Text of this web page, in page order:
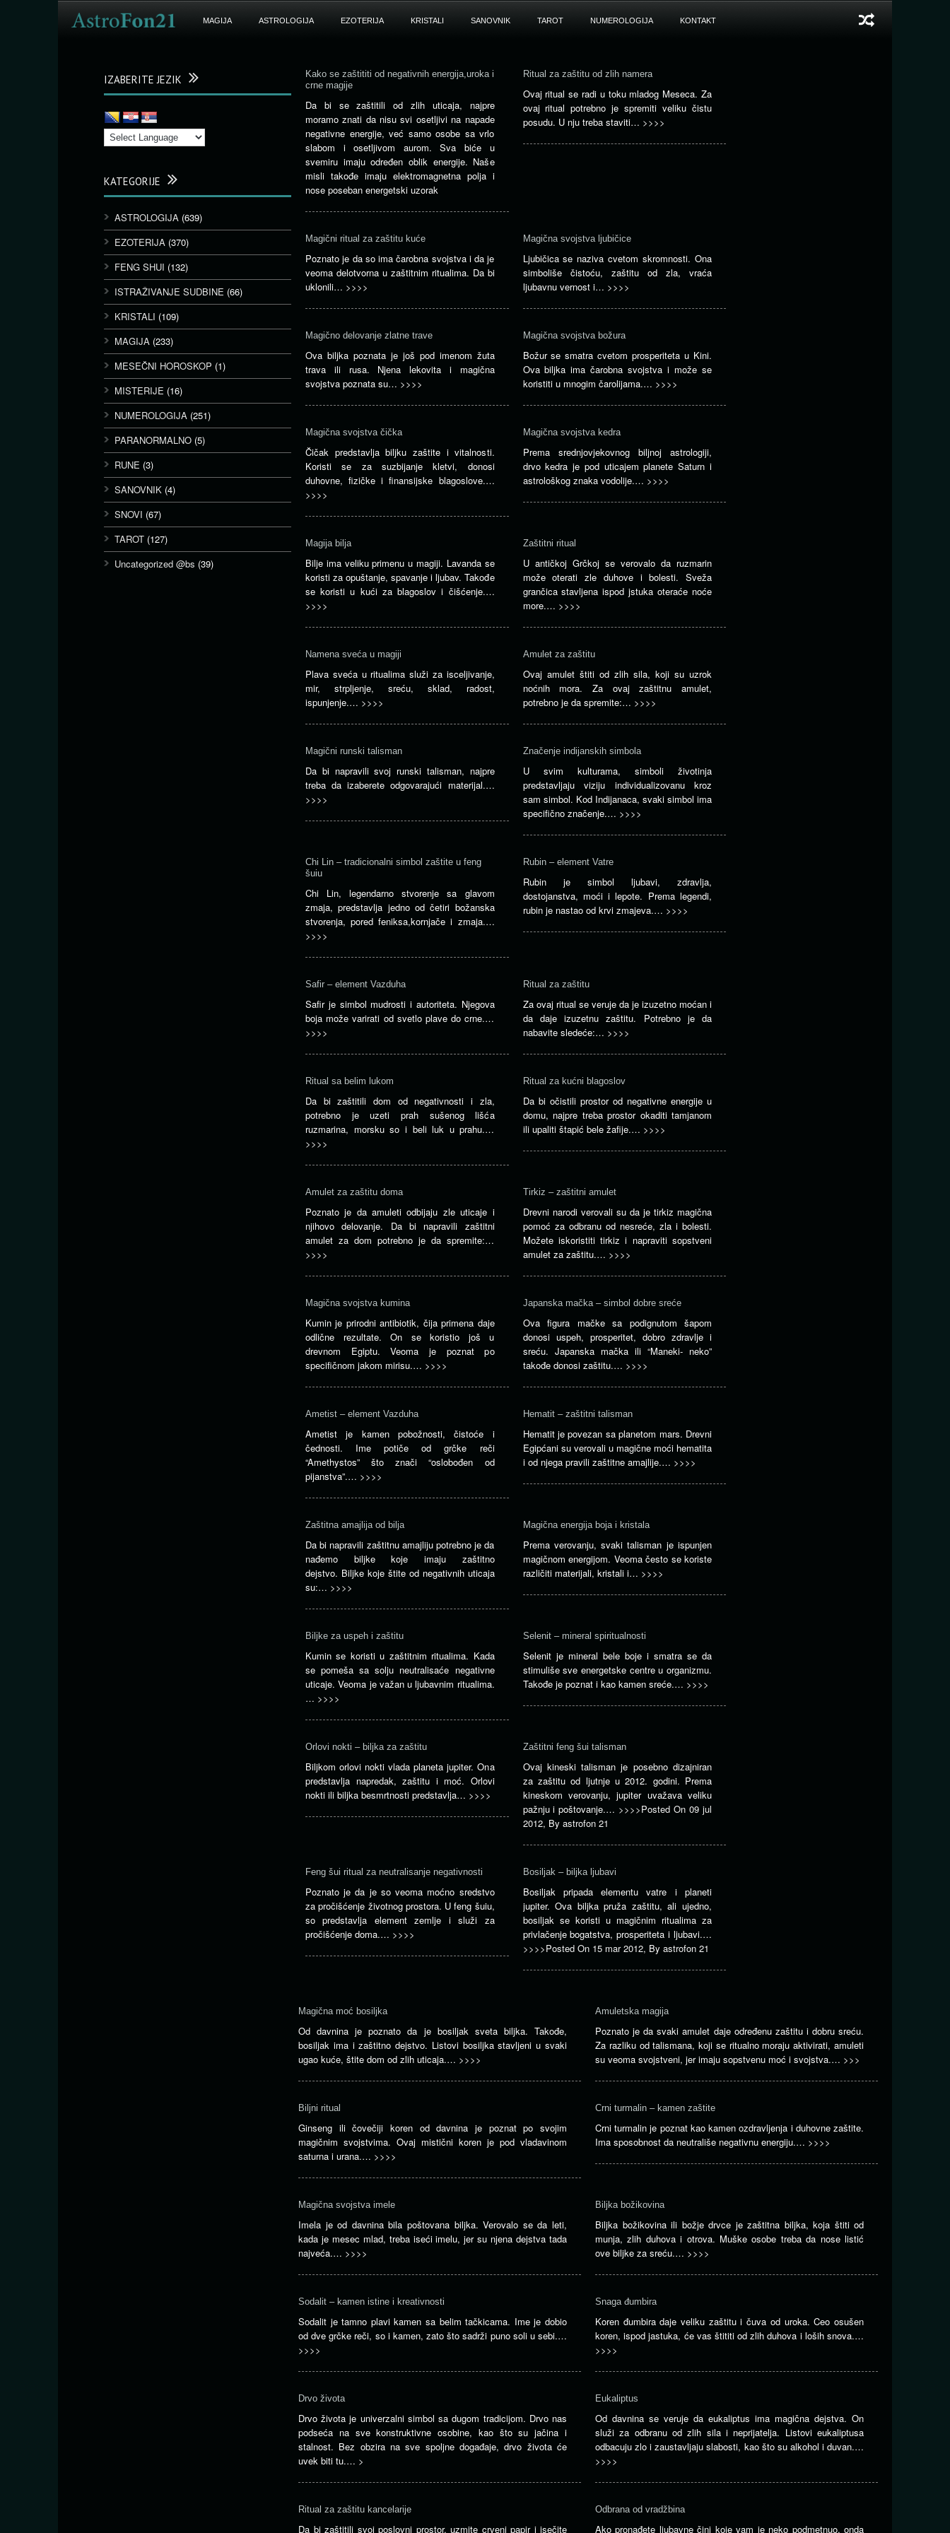
MAGIJA ASTROLOGIJA EZOTERIJA KRISTALI SANOVNIK TAROT NUMEROLOGIJA KONTAKT
Kako se zaštititi od negativnih energija,uroka i
crne magije
Da bi se zaštitili od zlih uticaja, najpre
moramo znati da nisu svi osetljivi na napade
negativne energije, već samo osobe sa vrlo
slabom i osetljivom aurom. Sva biće u
svemiru imaju određen oblik energije. Naše
misli takođe imaju elektromagnetna polja i
nose poseban energetski uzorak
Ritual za zaštitu od zlih namera
Ovaj ritual se radi u toku mladog Meseca. Za
ovaj ritual potrebno je spremiti veliku čistu
posudu. U nju treba staviti… >>>>
Magični ritual za zaštitu kuće
Poznato je da so ima čarobna svojstva i da je
veoma delotvorna u zaštitnim ritualima. Da bi
uklonili… >>>>
Magična svojstva ljubičice
Ljubičica se naziva cvetom skromnosti. Ona
simboliše čistoću, zaštitu od zla, vraća
ljubavnu vernost i… >>>>
Magično delovanje zlatne trave
Ova biljka poznata je još pod imenom žuta
trava ili rusa. Njena lekovita i magična
svojstva poznata su… >>>>
Magična svojstva božura
Božur se smatra cvetom prosperiteta u Kini.
Ova biljka ima čarobna svojstva i može se
koristiti u mnogim čarolijama.… >>>>
Magična svojstva čička
Čičak predstavlja biljku zaštite i vitalnosti.
Koristi se za suzbijanje kletvi, donosi
duhovne, fizičke i finansijske blagoslove.…
>>>>
Magična svojstva kedra
Prema srednjovjekovnog biljnoj astrologiji,
drvo kedra je pod uticajem planete Saturn i
astrološkog znaka vodolije.… >>>>
Magija bilja
Bilje ima veliku primenu u magiji. Lavanda se
koristi za opuštanje, spavanje i ljubav. Takođe
se koristi u kući za blagoslov i čišćenje.…
>>>>
Zaštitni ritual
U antičkoj Grčkoj se verovalo da ruzmarin
može oterati zle duhove i bolesti. Sveža
grančica stavljena ispod jstuka oteraće noće
more.… >>>>
Namena sveća u magiji
Plava sveća u ritualima služi za isceljivanje,
mir, strpljenje, sreću, sklad, radost,
ispunjenje.… >>>>
Amulet za zaštitu
Ovaj amulet štiti od zlih sila, koji su uzrok
noćnih mora. Za ovaj zaštitnu amulet,
potrebno je da spremite:… >>>>
Magični runski talisman
Da bi napravili svoj runski talisman, najpre
treba da izaberete odgovarajući materijal.…
>>>>
Značenje indijanskih simbola
U svim kulturama, simboli životinja
predstavljaju viziju individualizovanu kroz
sam simbol. Kod Indijanaca, svaki simbol ima
specifično značenje.… >>>>
Chi Lin – tradicionalni simbol zaštite u feng
šuiu
Chi Lin, legendarno stvorenje sa glavom
zmaja, predstavlja jedno od četiri božanska
stvorenja, pored feniksa,kornjače i zmaja.…
>>>>
Rubin – element Vatre
Rubin je simbol ljubavi, zdravlja,
dostojanstva, moći i lepote. Prema legendi,
rubin je nastao od krvi zmajeva.… >>>>
Safir – element Vazduha
Safir je simbol mudrosti i autoriteta. Njegova
boja može varirati od svetlo plave do crne.…
>>>>
Ritual za zaštitu
Za ovaj ritual se veruje da je izuzetno moćan i
da daje izuzetnu zaštitu. Potrebno je da
nabavite sledeće:… >>>>
Ritual sa belim lukom
Da bi zaštitili dom od negativnosti i zla,
potrebno je uzeti prah sušenog lišća
ruzmarina, morsku so i beli luk u prahu.…
>>>>
Ritual za kućni blagoslov
Da bi očistili prostor od negativne energije u
domu, najpre treba prostor okaditi tamjanom
ili upaliti štapić bele žafije.… >>>>
Amulet za zaštitu doma
Poznato je da amuleti odbijaju zle uticaje i
njihovo delovanje. Da bi napravili zaštitni
amulet za dom potrebno je da spremite:…
>>>>
Tirkiz – zaštitni amulet
Drevni narodi verovali su da je tirkiz magična
pomoć za odbranu od nesreće, zla i bolesti.
Možete iskoristiti tirkiz i napraviti sopstveni
amulet za zaštitu.… >>>>
Magična svojstva kumina
Kumin je prirodni antibiotik, čija primena daje
odlične rezultate. On se koristio još u
drevnom Egiptu. Veoma je poznat po
specifičnom jakom mirisu.… >>>>
Japanska mačka – simbol dobre sreće
Ova figura mačke sa podignutom šapom
donosi uspeh, prosperitet, dobro zdravlje i
sreću. Japanska mačka ili “Maneki- neko”
takođe donosi zaštitu.… >>>>
Ametist – element Vazduha
Ametist je kamen pobožnosti, čistoće i
čednosti. Ime potiče od grčke reči
“Amethystos” što znači “oslobođen od
pijanstva”.… >>>>
Hematit – zaštitni talisman
Hematit je povezan sa planetom mars. Drevni
Egipćani su verovali u magične moći hematita
i od njega pravili zaštitne amajlije.… >>>>
Zaštitna amajlija od bilja
Da bi napravili zaštitnu amajliju potrebno je da
nađemo biljke koje imaju zaštitno
dejstvo. Biljke koje štite od negativnih uticaja
su:… >>>>
Magična energija boja i kristala
Prema verovanju, svaki talisman je ispunjen
magičnom energijom. Veoma često se koriste
različiti materijali, kristali i… >>>>
Biljke za uspeh i zaštitu
Kumin se koristi u zaštitnim ritualima. Kada
se pomeša sa solju neutralisaće negativne
uticaje. Veoma je važan u ljubavnim ritualima.
… >>>>
Selenit – mineral spiritualnosti
Selenit je mineral bele boje i smatra se da
stimuliše sve energetske centre u organizmu.
Takođe je poznat i kao kamen sreće.… >>>>
Orlovi nokti – biljka za zaštitu
Biljkom orlovi nokti vlada planeta jupiter. Ona
predstavlja napredak, zaštitu i moć. Orlovi
nokti ili biljka besmrtnosti predstavlja… >>>>
Zaštitni feng šui talisman
Ovaj kineski talisman je posebno dizajniran
za zaštitu od ljutnje u 2012. godini. Prema
kineskom verovanju, jupiter uvažava veliku
pažnju i poštovanje.… >>>>Posted On 09 jul
2012, By astrofon 21
Feng šui ritual za neutralisanje negativnosti
Poznato je da je so veoma moćno sredstvo
za pročišćenje životnog prostora. U feng šuiu,
so predstavlja element zemlje i služi za
pročišćenje doma.… >>>>
Bosiljak – biljka ljubavi
Bosiljak pripada elementu vatre i planeti
jupiter. Ova biljka pruža zaštitu, ali ujedno,
bosiljak se koristi u magičnim ritualima za
privlačenje bogatstva, prosperiteta i ljubavi.…
>>>>Posted On 15 mar 2012, By astrofon 21
Magična moć bosiljka
Od davnina je poznato da je bosiljak sveta biljka. Takođe,
bosiljak ima i zaštitno dejstvo. Listovi bosiljka stavljeni u svaki
ugao kuće, štite dom od zlih uticaja.… >>>>
Amuletska magija
Poznato je da svaki amulet daje određenu zaštitu i dobru sreću.
Za razliku od talismana, koji se ritualno moraju aktivirati, amuleti
su veoma svojstveni, jer imaju sopstvenu moć i svojstva.… >>>
Biljni ritual
Ginseng ili čovečiji koren od davnina je poznat po svojim
magičnim svojstvima. Ovaj mistični koren je pod vladavinom
saturna i urana.… >>>>
Crni turmalin – kamen zaštite
Crni turmalin je poznat kao kamen ozdravljenja i duhovne zaštite.
Ima sposobnost da neutrališe negativnu energiju.… >>>>
Magična svojstva imele
Imela je od davnina bila poštovana biljka. Verovalo se da leti,
kada je mesec mlad, treba iseći imelu, jer su njena dejstva tada
najveća.… >>>>
Biljka božikovina
Biljka božikovina ili božje drvce je zaštitna biljka, koja štiti od
munja, zlih duhova i otrova. Muške osobe treba da nose listić
ove biljke za sreću.… >>>>
Sodalit – kamen istine i kreativnosti
Sodalit je tamno plavi kamen sa belim tačkicama. Ime je dobio
od dve grčke reči, so i kamen, zato što sadrži puno soli u sebi.…
>>>>
Snaga đumbira
Koren đumbira daje veliku zaštitu i čuva od uroka. Ceo osušen
koren, ispod jastuka, će vas štititi od zlih duhova i loših snova.…
>>>>
Drvo života
Drvo života je univerzalni simbol sa dugom tradicijom. Drvo nas
podseća na sve konstruktivne osobine, kao što su jačina i
stalnost. Bez obzira na sve spoljne događaje, drvo života će
uvek biti tu.… >
Eukaliptus
Od davnina se veruje da eukaliptus ima magična dejstva. On
služi za odbranu od zlih sila i neprijatelja. Listovi eukaliptusa
odbacuju zlo i zaustavljaju slabosti, kao što su alkohol i duvan.…
>>>>
Ritual za zaštitu kancelarije
Da bi zaštitili svoj poslovni prostor, uzmite crveni papir i isečite
Odbrana od vradžbina
Ako pronađete ljubavne čini koje vam je neko podmetnuo, onda
IZABERITE JEZIK
KATEGORIJE
ASTROLOGIJA (639)
EZOTERIJA (370)
FENG SHUI (132)
ISTRAŽIVANJE SUDBINE (66)
KRISTALI (109)
MAGIJA (233)
MESEČNI HOROSKOP (1)
MISTERIJE (16)
NUMEROLOGIJA (251)
PARANORMALNO (5)
RUNE (3)
SANOVNIK (4)
SNOVI (67)
TAROT (127)
Uncategorized @bs (39)